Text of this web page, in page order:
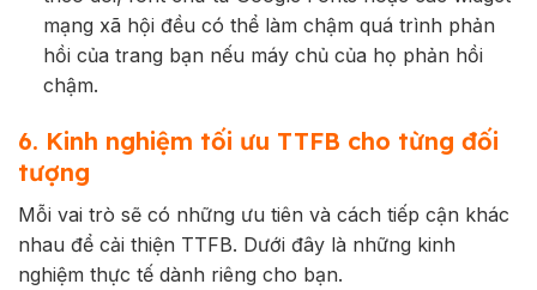
mạng xã hội đều có thể làm chậm quá trình phản
hồi của trang bạn nếu máy chủ của họ phản hồi
chậm.
6. Kinh nghiệm tối ưu TTFB cho từng đối
tượng
Mỗi vai trò sẽ có những ưu tiên và cách tiếp cận khác
nhau để cải thiện TTFB. Dưới đây là những kinh
nghiệm thực tế dành riêng cho bạn.